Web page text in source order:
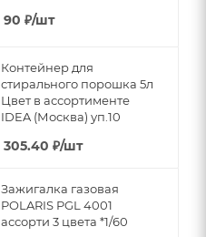
90 ₽/шт
Контейнер для
стирального порошка 5л
Цвет в ассортименте
IDEA (Москва) уп.10
305.40 ₽/шт
Зажигалка газовая
POLARIS PGL 4001
ассорти 3 цвета *1/60